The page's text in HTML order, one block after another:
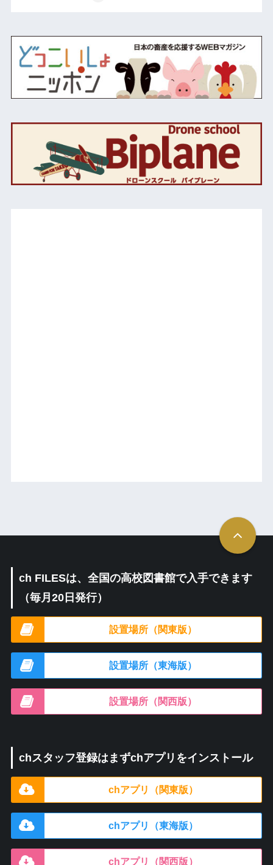
ch FILESは、全国の高校図書館で入手できます
（毎月20日発行）
設置場所（関東版）
設置場所（東海版）
設置場所（関西版）
chスタッフ登録はまずchアプリをインストール
chアプリ（関東版）
chアプリ（東海版）
chアプリ（関西版）